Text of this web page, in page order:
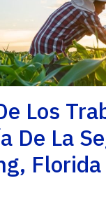
Los
De La
Florida